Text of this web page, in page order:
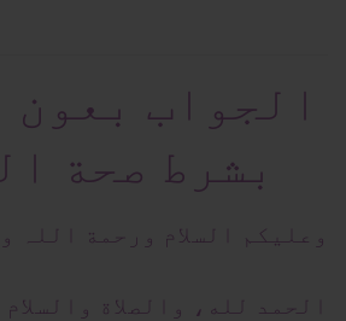
الجواب بعون
بشرط صحة
وعلیکم السلام ورحمة اللہ
الحمد لله، والصلاة